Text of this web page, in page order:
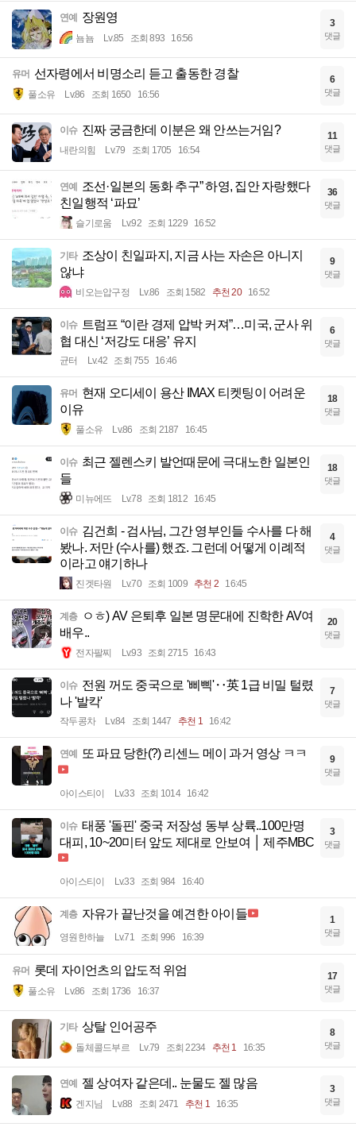
연예 장원영
뇸뇸 Lv.85 조회 893 16:56
3
댓글
유머 선자령에서 비명소리 듣고 출동한 경찰
풀소유 Lv.86 조회 1650 16:56
6
댓글
이슈 진짜 궁금한데 이분은 왜 안쓰는거임?
내란의힘 Lv.79 조회 1705 16:54
11
댓글
연예 조선·일본의 동화 추구” 하영, 집안 자랑했다
친일행적 ‘파묘’
슬기로움 Lv.92 조회 1229 16:52
36
댓글
기타 조상이 친일파지, 지금 사는 자손은 아니지
않냐
비오는압구정 Lv.86 조회 1582 추천 20 16:52
9
댓글
이슈
트럼프 “이란 경제 압박 커져”…미국, 군사 위
협 대신 ‘저강도 대응’ 유지
균터 Lv.42 조회 755 16:46
6
댓글
유머 현재 오디세이 용산 IMAX 티켓팅이 어려운
이유
풀소유 Lv.86 조회 2187 16:45
18
댓글
이슈 최근 젤렌스키 발언때문에 극대노한 일본인
들
미뉴에뜨 Lv.78 조회 1812 16:45
18
댓글
이슈 김건희 - 검사님, 그간 영부인들 수사를 다 해
봤나. 저만 (수사를) 했죠. 그런데 어떻게 이례적
이라고 얘기하나
진겟타원 Lv.70 조회 1009 추천 2 16:45
4
댓글
계층
ㅇㅎ) AV 은퇴후 일본 명문대에 진학한 AV여
배우..
전자팔찌 Lv.93 조회 2715 16:43
20
댓글
이슈 전원 꺼도 중국으로 '삐삑'‥英 1급 비밀 털렸
나 '발칵'
작두콩차 Lv.84 조회 1447 추천 1 16:42
7
댓글
연예 또 파묘 당한(?) 리센느 메이 과거 영상 ㅋㅋ
아이스티이 Lv.33 조회 1014 16:42
9
댓글
이슈 태풍 '돌핀' 중국 저장성 동부 상륙..100만명
대피, 10~20미터 앞도 제대로 안보여 │ 제주MBC
아이스티이 Lv.33 조회 984 16:40
3
댓글
계층 자유가 끝난것을 예견한 아이들
영원한하늘 Lv.71 조회 996 16:39
1
댓글
유머 롯데 자이언츠의 압도적 위엄
풀소유 Lv.86 조회 1736 16:37
17
댓글
기타 상탈 인어공주
돌체콜드부르 Lv.79 조회 2234 추천 1 16:35
8
댓글
연예 젤 상여자 같은데.. 눈물도 젤 많음
겐지님 Lv.88 조회 2471 추천 1 16:35
3
댓글